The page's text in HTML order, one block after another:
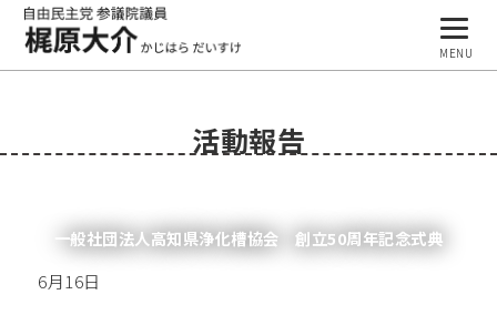
活動報告
一般社団法人高知県浄化槽協会 創立50周年記念式典
6月16日
MENU
事務所案内
ブログ